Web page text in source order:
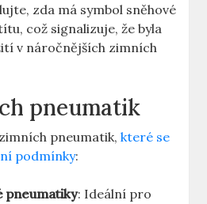
zda má symbol sněhové
což signalizuje, že byla
v náročnějších zimních
pneumatik
pneumatik,které se
podmínky:
pneumatiky: Ideální pro